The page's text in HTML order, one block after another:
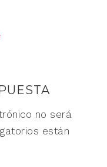
no será
están